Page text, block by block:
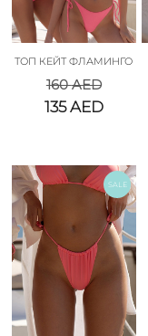
ТОП КЕЙТ ФЛАМИНГО
160AED
135AED
SALE